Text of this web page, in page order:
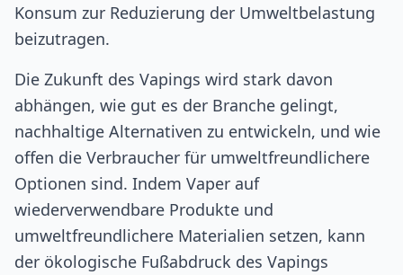
Konsum zur Reduzierung der Umweltbelastung
beizutragen.
Die Zukunft des Vapings wird stark davon
abhängen, wie gut es der Branche gelingt,
nachhaltige Alternativen zu entwickeln, und wie
offen die Verbraucher für umweltfreundlichere
Optionen sind. Indem Vaper auf
wiederverwendbare Produkte und
umweltfreundlichere Materialien setzen, kann
der ökologische Fußabdruck des Vapings